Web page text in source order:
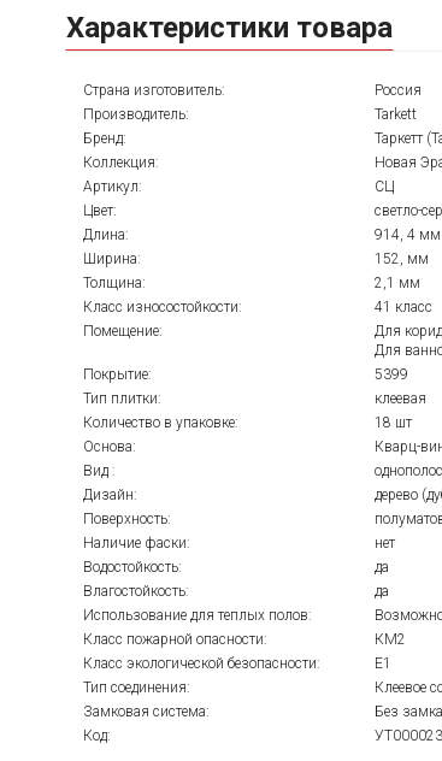
Характеристики товара
Страна изготовитель:
Россия
Производитель:
Tarkett
Бренд:
Таркетт
Коллекция:
Новая
Артикул:
СЦ
Цвет:
светло-
Длина:
914, 4 мм
Ширина:
152, мм
Толщина:
2,1 мм
Класс износостойкости:
41 класс
Помещение:
Для
Для
Покрытие:
5399
Тип плитки:
клеевая
Количество в упаковке:
18 шт
Основа:
Кварц-
Вид :
Дизайн:
дерево
Поверхность:
Наличие фаски:
нет
Водостойкость:
да
Влагостойкость:
да
Использование для теплых полов:
Класс пожарной опасности:
КМ2
Класс экологической безопасности:
Е1
Тип соединения:
Клеевое
Замковая система:
Без замка
Код: